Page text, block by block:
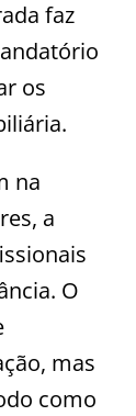
faz
os
na
a
O
mas
como